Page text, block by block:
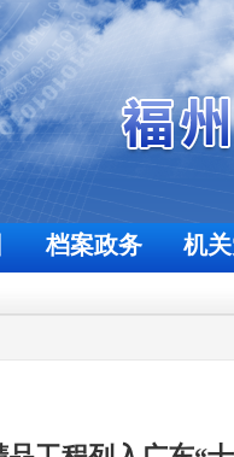
档案政务 机